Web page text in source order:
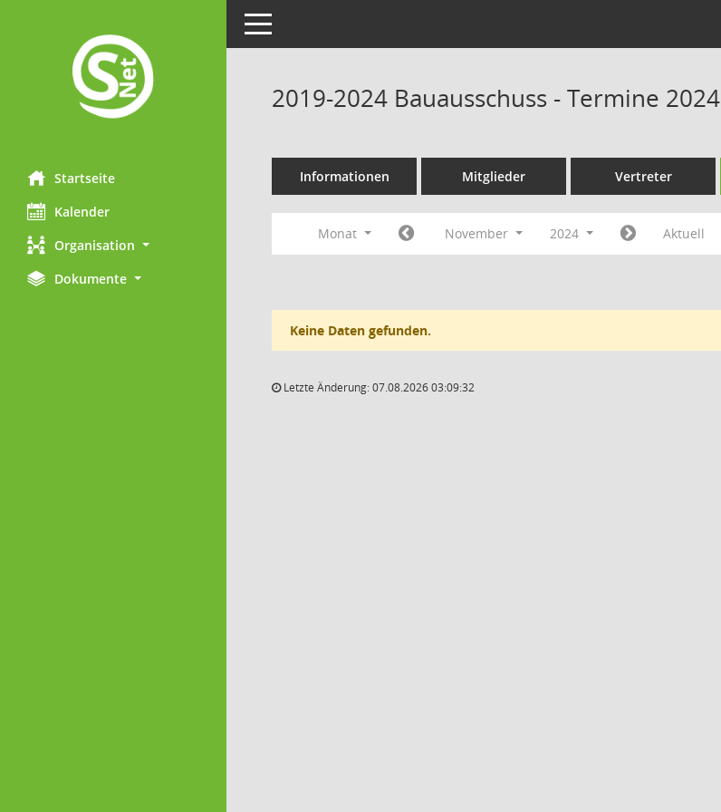
Startseite
Kalender
Organisation
Dokumente
Toggle navigation
2019-2024 Bauausschuss - Termine 2024
Informationen Mitglieder Vertreter
Monat November 2024 Aktuell
Keine Daten gefunden.
Letzte Änderung: 07.08.2026 03:09:32